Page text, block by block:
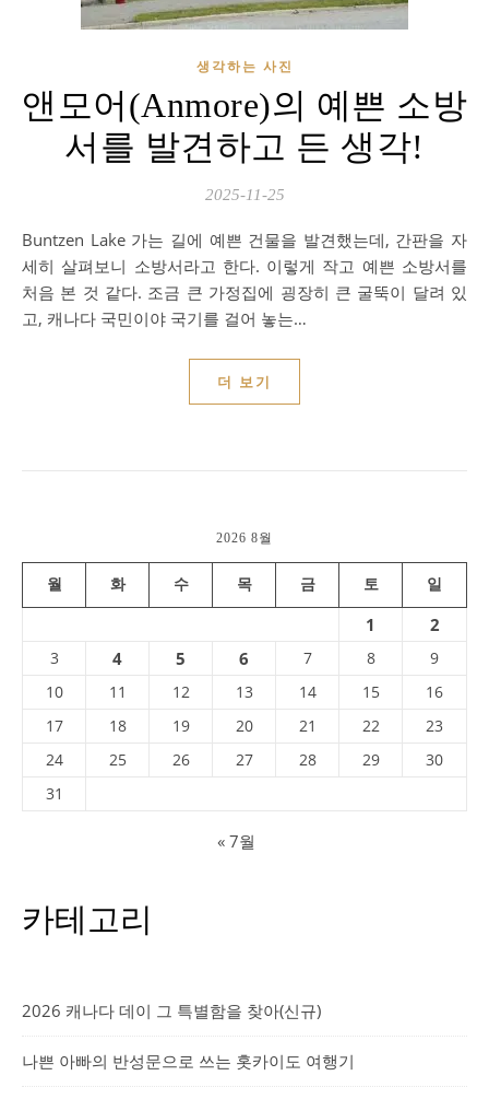
생각하는 사진
앤모어(Anmore)의 예쁜 소방
서를 발견하고 든 생각!
2025-11-25
Buntzen Lake 가는 길에 예쁜 건물을 발견했는데, 간판을 자
세히 살펴보니 소방서라고 한다. 이렇게 작고 예쁜 소방서를
처음 본 것 같다. 조금 큰 가정집에 굉장히 큰 굴뚝이 달려 있
고, 캐나다 국민이야 국기를 걸어 놓는…
더 보기
2026 8월
월 화 수 목 금 토 일
1 2
3 4 5 6 7 8
9
10
11 12 13 14 15
16
17
18 19 20 21 22
23
24
25 26 27 28 29
30
31
« 7월
카테고리
2026 캐나다 데이 그 특별함을 찾아(신규)
나쁜 아빠의 반성문으로 쓰는 홋카이도 여행기